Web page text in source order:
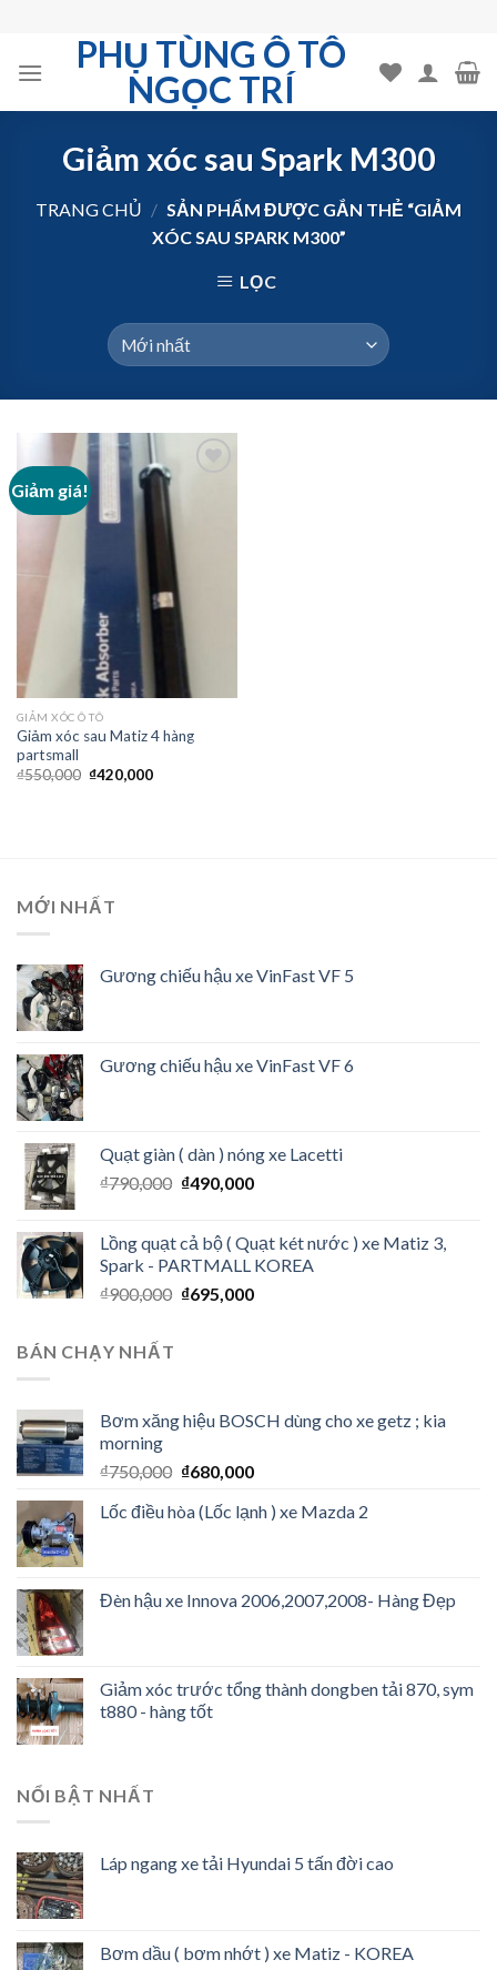
content
PHỤ TÙNG Ô TÔ
NGỌC TRÍ
Giảm xóc sau Spark M300
TRANG CHỦ / SẢN PHẨM ĐƯỢC GẮN THẺ “GIẢM
XÓC SAU SPARK M300”
LỌC
Giảm giá!
GIẢM XÓC Ô TÔ
Giảm xóc sau Matiz 4 hàng
partsmall
₫550,000 ₫420,000
MỚI NHẤT
Gương chiếu hậu xe VinFast VF 5
Gương chiếu hậu xe VinFast VF 6
Quạt giàn ( dàn ) nóng xe Lacetti
₫790,000 ₫490,000
Lồng quạt cả bộ ( Quạt két nước ) xe Matiz 3,
Spark - PARTMALL KOREA
₫900,000 ₫695,000
BÁN CHẠY NHẤT
Bơm xăng hiệu BOSCH dùng cho xe getz ; kia
morning
₫750,000 ₫680,000
Lốc điều hòa (Lốc lạnh ) xe Mazda 2
Đèn hậu xe Innova 2006,2007,2008- Hàng Đẹp
Giảm xóc trước tổng thành dongben tải 870, sym
t880 - hàng tốt
NỔI BẬT NHẤT
Láp ngang xe tải Hyundai 5 tấn đời cao
Bơm dầu ( bơm nhớt ) xe Matiz - KOREA